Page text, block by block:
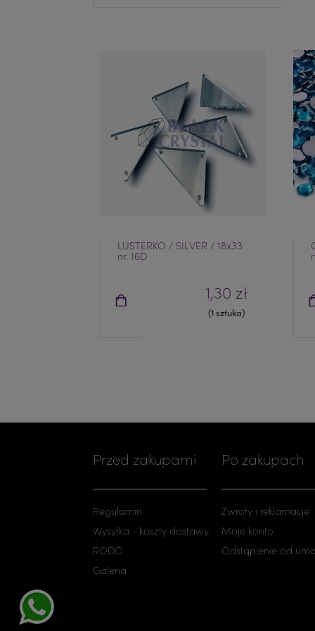
LUSTERKO / SILVER / 18x33
nr. 16D
1,30 zł
(1 sztuka)
Przed zakupami
Regulamin
Wysyłka - koszty dostawy
RODO
Galeria
Po zakupach
Zwroty i reklamacje
Moje konto
Odstąpienie od